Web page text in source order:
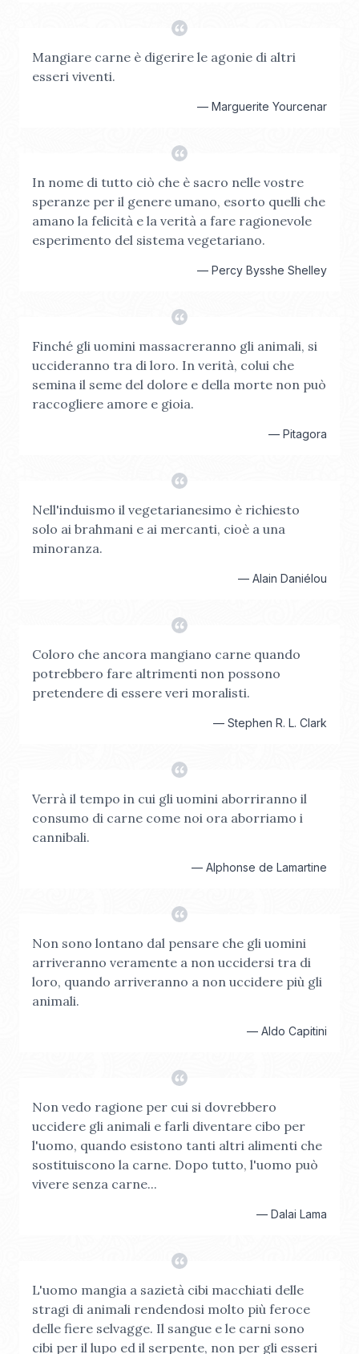
Mangiare carne è digerire le agonie di altri
esseri viventi.
— Marguerite Yourcenar
In nome di tutto ciò che è sacro nelle vostre
speranze per il genere umano, esorto quelli che
amano la felicità e la verità a fare ragionevole
esperimento del sistema vegetariano.
— Percy Bysshe Shelley
Finché gli uomini massacreranno gli animali, si
uccideranno tra di loro. In verità, colui che
semina il seme del dolore e della morte non può
raccogliere amore e gioia.
— Pitagora
Nell'induismo il vegetarianesimo è richiesto
solo ai brahmani e ai mercanti, cioè a una
minoranza.
— Alain Daniélou
Coloro che ancora mangiano carne quando
potrebbero fare altrimenti non possono
pretendere di essere veri moralisti.
— Stephen R. L. Clark
Verrà il tempo in cui gli uomini aborriranno il
consumo di carne come noi ora aborriamo i
cannibali.
— Alphonse de Lamartine
Non sono lontano dal pensare che gli uomini
arriveranno veramente a non uccidersi tra di
loro, quando arriveranno a non uccidere più gli
animali.
— Aldo Capitini
Non vedo ragione per cui si dovrebbero
uccidere gli animali e farli diventare cibo per
l'uomo, quando esistono tanti altri alimenti che
sostituiscono la carne. Dopo tutto, l'uomo può
vivere senza carne...
— Dalai Lama
L'uomo mangia a sazietà cibi macchiati delle
stragi di animali rendendosi molto più feroce
delle fiere selvagge. Il sangue e le carni sono
cibi per il lupo ed il serpente, non per gli esseri